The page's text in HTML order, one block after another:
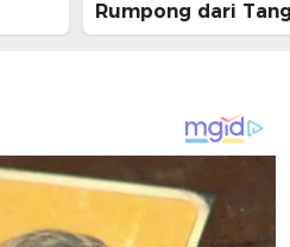
Rumpong dari
Nelayan ke Meja